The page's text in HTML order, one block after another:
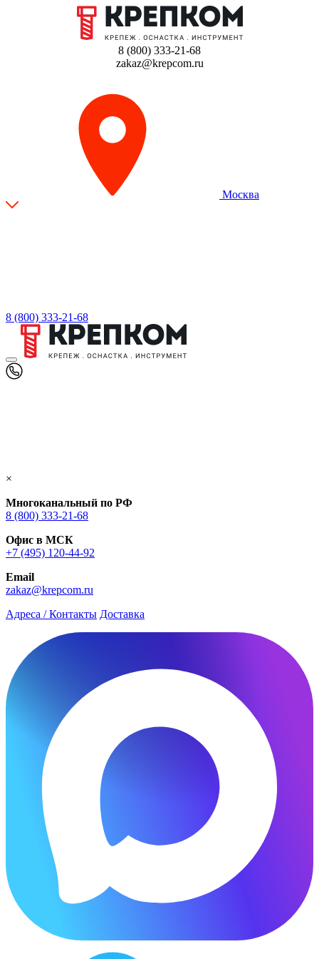
8 (800) 333-21-68
zakaz@krepcom.ru
Москва
8 (800) 333-21-68
×
Многоканальный по РФ
8 (800) 333‑21-68
Офис в МСК
+7 (495) 120-44-92
Email
zakaz@krepcom.ru
Адреса / Контакты Доставка